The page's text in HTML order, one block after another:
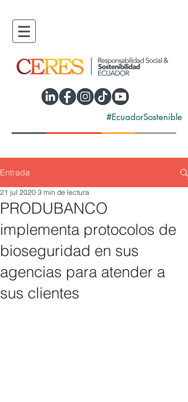
#EcuadorSostenible
Entrada
PRODUBANCO
implementa protocolos de
bioseguridad en sus
agencias para atender a
sus clientes
21 jul 2020 3 min de lectura